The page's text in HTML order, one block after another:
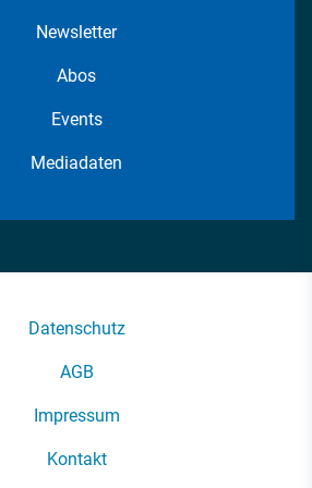
Newsletter
Abos
Events
Mediadaten
Datenschutz
AGB
Impressum
Kontakt